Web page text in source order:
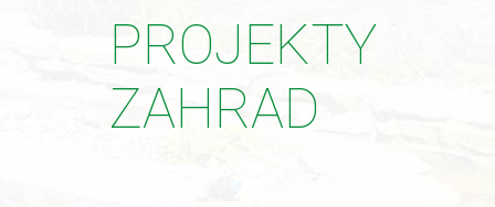
PROJEKTY
ZAHRAD